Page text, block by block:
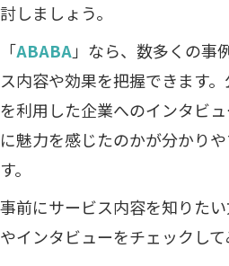
討しましょう。
「ABABA」なら、数多くの事
ス内容や効果を把握できます
を利用した企業へのインタビ
に魅力を感じたのかが分かり
す。
事前にサービス内容を知りた
やインタビューをチェックして